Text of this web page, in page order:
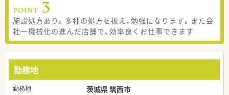
施設処方あり。多種の処方を扱え、勉強になります。また会
社一機械化の進んだ店舗で、効率良くお仕事できます
勤務地
勤務地 茨城県 筑西市